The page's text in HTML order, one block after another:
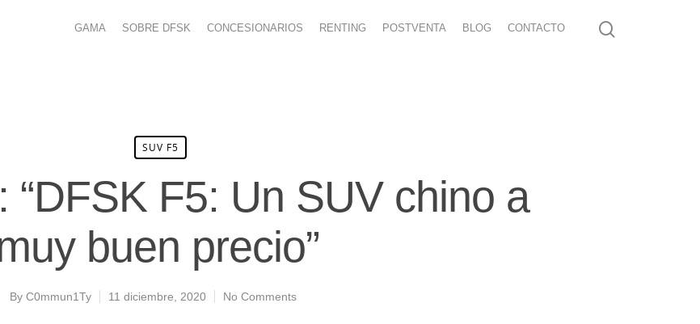
GAMA SOBRE DFSK CONCESIONARIOS RENTING POSTVENTA BLOG CONTACTO
SUV F5
“DFSK F5: Un SUV chino a
buen precio”
By C0mmun1Ty 11 diciembre, 2020 No Comments